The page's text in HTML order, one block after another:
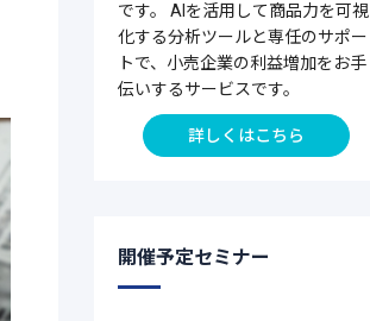
です。 AIを活用して商品力を可視
化する分析ツールと専任のサポー
トで、小売企業の利益増加をお手
伝いするサービスです。
詳しくはこちら
開催予定セミナー